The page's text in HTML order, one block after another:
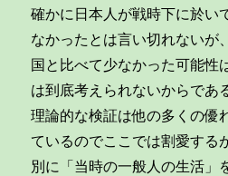
確かに日本人が戦時下に於い
なかったとは言い切れないが
国と比べて少なかった可能性
は到底考えられないからであ
理論的な検証は他の多くの優
ているのでここでは割愛する
別に「当時の一般人の生活」